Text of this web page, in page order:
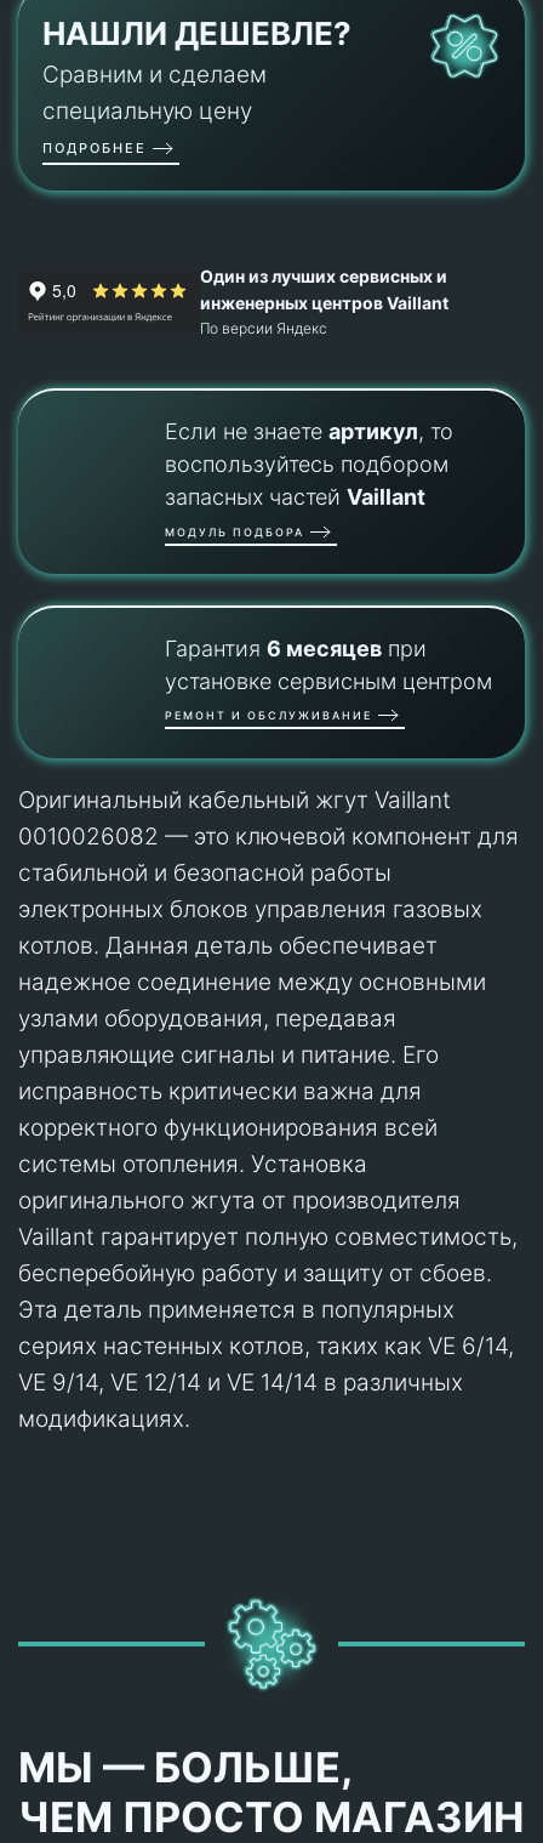
НАШЛИ ДЕШЕВЛЕ?
Сравним и сделаем
специальную цену
ПОДРОБНЕЕ
Один из лучших сервисных и
инженерных центров Vaillant
По версии Яндекс
Если не знаете артикул, то
воспользуйтесь подбором
запасных частей Vaillant
МОДУЛЬ ПОДБОРА
Гарантия 6 месяцевпри
установке сервисным центром
РЕМОНТ И ОБСЛУЖИВАНИЕ
Оригинальный кабельный жгут Vaillant
0010026082 — это ключевой компонент для
стабильной и безопасной работы
электронных блоков управления газовых
котлов. Данная деталь обеспечивает
надежное соединение между основными
узлами оборудования, передавая
управляющие сигналы и питание. Его
исправность критически важна для
корректного функционирования всей
системы отопления. Установка
оригинального жгута от производителя
Vaillant гарантирует полную совместимость,
бесперебойную работу и защиту от сбоев.
Эта деталь применяется в популярных
сериях настенных котлов, таких как VE 6/14,
VE 9/14, VE 12/14 и VE 14/14 в различных
модификациях.
МЫ — БОЛЬШЕ,
ЧЕМ ПРОСТО МАГАЗИН